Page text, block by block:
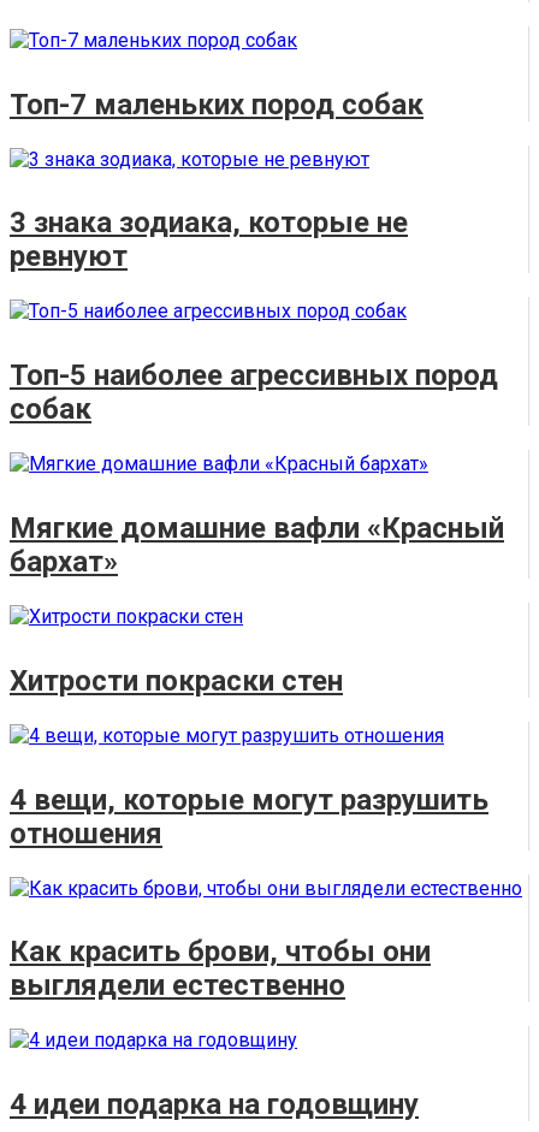
Топ-7 маленьких пород собак
3 знака зодиака, которые не
ревнуют
Топ-5 наиболее агрессивных пород
собак
Мягкие домашние вафли «Красный
бархат»
Хитрости покраски стен
4 вещи, которые могут разрушить
отношения
Как красить брови, чтобы они
выглядели естественно
4 идеи подарка на годовщину